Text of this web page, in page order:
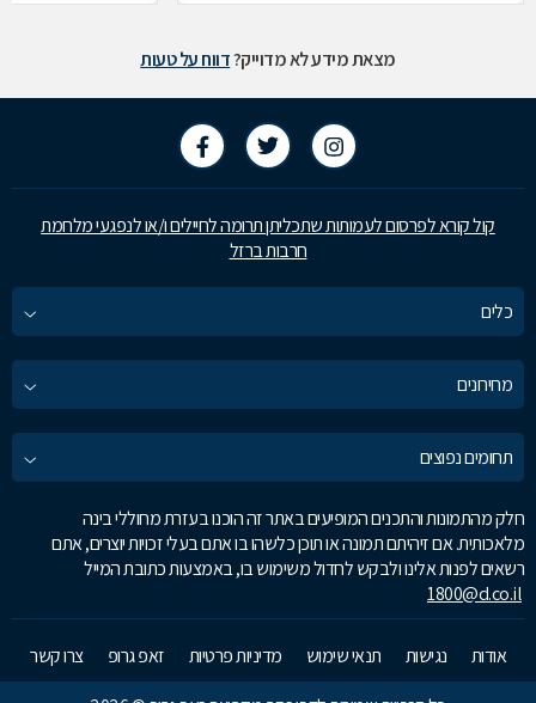
מצאת מידע לא מדוייק?דווח על טעות
קול קורא לפרסום לעמותות שתכליתן תרומה לחיילים ו/או לנפגעי מלחמת
חרבות ברזל
כלים
מחירונים
תחומים נפוצים
חלק מהתמונות והתכנים המופיעים באתר זה הוכנו בעזרת מחוללי בינה
מלאכותית. אם זיהיתם תמונה או תוכן כלשהו בו אתם בעלי זכויות יוצרים, אתם
רשאים לפנות אלינו ולבקש לחדול משימוש בו, באמצעות כתובת המייל
1800@d.co.il
אודות נגישות תנאי שימוש מדיניות פרטיות זאפ גרופ
צרו קשר